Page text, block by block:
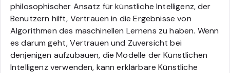
philosophischer Ansatz für künstliche Intelligenz, der
Benutzern hilft, Vertrauen in die Ergebnisse von
Algorithmen des maschinellen Lernens zu haben. Wenn
es darum geht, Vertrauen und Zuversicht bei
denjenigen aufzubauen, die Modelle der Künstlichen
Intelligenz verwenden, kann erklärbare Künstliche